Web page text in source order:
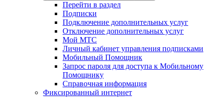
Перейти в раздел
Подписки
Подключение дополнительных услуг
Отключение дополнительных услуг
Мой МТС
Личный кабинет управления подписками
Мобильный Помощник
Запрос пароля для доступа к Мобильному
Помощнику
Справочная информация
Фиксированный интернет